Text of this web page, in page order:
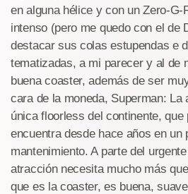
en alguna hélice y con un Zero-G-
intenso (pero me quedo con el de
destacar sus colas estupendas e
tematizadas, a mi parecer y al de
buena coaster, además de ser
cara de la moneda, Superman: La
única floorless del continente,
encuentra desde hace años en un
mantenimiento. A parte del
atracción necesita mucho más
que es la coaster, es buena,